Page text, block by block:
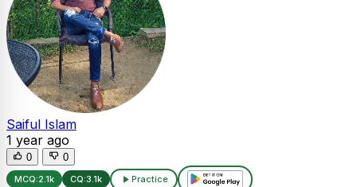
Saiful Islam
1 year ago
0 0
MCQ:2.1k CQ:3.1k Practice